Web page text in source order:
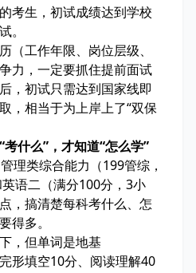
考生，初试成绩达到学校
。
（工作年限、岗位层级、
力，一定要抓住提前面试
，初试只需达到国家线即
，相当于为上岸上了“双保
什么”，才知道“怎么学”
理类综合能力（199管综，
语二（满分100分，3小
，搞清楚每科考什么、怎
得多。
，但单词是地基
形填空10分、阅读理解40